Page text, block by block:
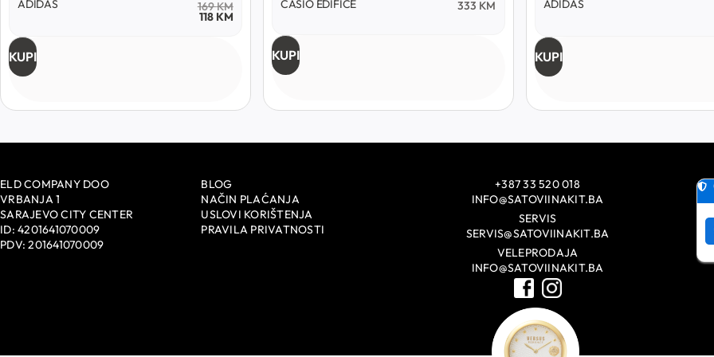
ADIDAS 169KM
118 KM
KUPI
CASIO EDIFICE 333 KM
KUPI
ADIDAS
KUPI
ELD COMPANY DOO
VRBANJA 1
SARAJEVO CITY CENTER
ID: 4201641070009
PDV: 201641070009
BLOG
NAČIN PLAĆANJA
USLOVI KORIŠTENJA
PRAVILA PRIVATNOSTI
+387 33 520 018
INFO@SATOVIINAKIT.BA
SERVIS
SERVIS@SATOVIINAKIT.BA
VELEPRODAJA
INFO@SATOVIINAKIT.BA